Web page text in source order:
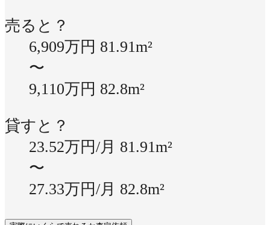
売ると？
6,909万円 81.91m²
〜
9,110万円 82.8m²
貸すと？
23.52万円/月 81.91m²
〜
27.33万円/月 82.8m²